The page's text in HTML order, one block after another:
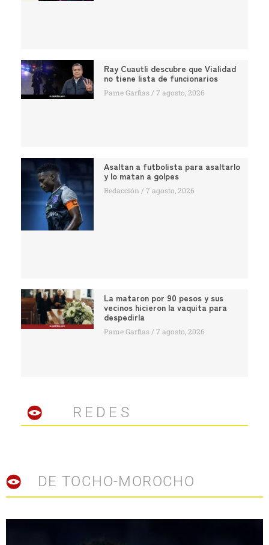
Ray Cuautli descubre que Vialidad
no tiene lista de funcionarios
Pame Garfias 7 agosto, 2026
Asaltan a futbolista para asaltarlo
y lo matan a golpes
Redacción 7 agosto, 2026
La mataron por 90 pesos y sus
vecinos hicieron la vaquita para
despedirla
Pame Garfias 7 agosto, 2026
REDES
DE TOCHO-MOROCHO